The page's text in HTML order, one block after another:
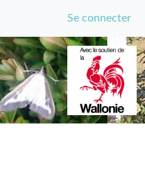
Se connecter